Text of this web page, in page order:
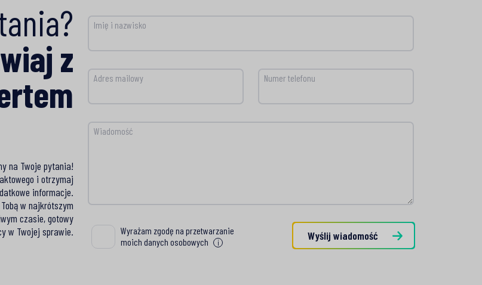
z
na Twoje pytania!
i otrzymaj
informacje.
w najkrótszym
czasie, gotowy
w Twojej sprawie.
Imię i nazwisko
Adres mailowy Numer telefonu
Wiadomość
Wyrażam zgodę na przetwarzanie
moich danych osobowych
Wyrażam zgodę na przetwarzanie
moich danych osobowych
i
Wyślij wiadomość